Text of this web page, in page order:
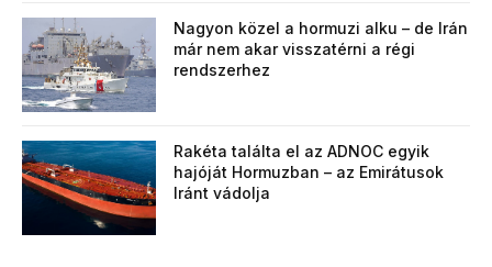
Nagyon közel a hormuzi alku – de Irán
már nem akar visszatérni a régi
rendszerhez
Rakéta találta el az ADNOC egyik
hajóját Hormuzban – az Emirátusok
Iránt vádolja